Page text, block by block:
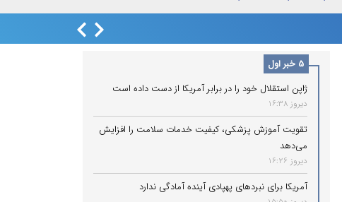
5 خبر اول
ژاپن استقلال خود را در برابر آمریکا از دست داده است
دیروز 16:38
تقویت آموزش پزشکی، کیفیت خدمات سلامت را افزایش
می‌دهد
دیروز 16:26
آمریکا برای نبردهای پهپادی آینده آمادگی ندارد